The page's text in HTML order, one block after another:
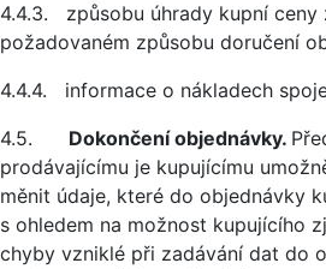
4.4.3. způsobu úhrady kupní ceny
požadovaném způsobu doručení
4.4.4. informace o nákladech
4.5. Dokončení objednávky.
prodávajícímu je kupujícímu
měnit údaje, které do objednávky
s ohledem na možnost kupujícího
chyby vzniklé při zadávání dat do